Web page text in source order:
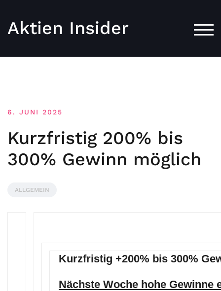
Aktien Insider
6. JUNI 2025
Kurzfristig 200% bis
300% Gewinn möglich
ALLGEMEIN
Kurzfristig +200% bis 300%
Nächste Woche hohe Gewinne